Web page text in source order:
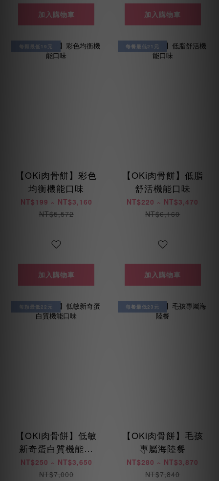
加入購物車 加入購物車
每顆最低19元
【OKi肉骨餅】彩色
均衡機能口味
NT$199 ~ NT$3,160
NT$5,572
加入購物車
每餐最低21元
【OKi肉骨餅】低脂
舒活機能口味
NT$220 ~ NT$3,470
NT$6,160
加入購物車
每顆最低22元
【OKi肉骨餅】低敏
新奇蛋白質機能口
味
NT$250 ~ NT$3,650
NT$7,000
每餐最低23元
【OKi肉骨餅】毛孩
專屬海陸餐
NT$280 ~ NT$3,870
NT$7,840